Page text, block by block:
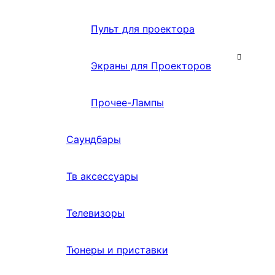
Пульт для проектора
Экраны для Проекторов
Прочее-Лампы
Саундбары
Тв аксессуары
Телевизоры
Тюнеры и приставки